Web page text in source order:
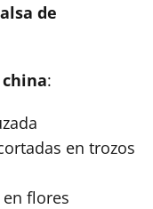
de
:
en trozos
flores